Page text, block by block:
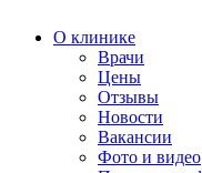
О клинике
Врачи
Цены
Отзывы
Новости
Вакансии
Фото и видео